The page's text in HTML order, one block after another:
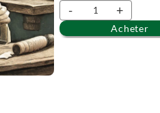
- +
Acheter